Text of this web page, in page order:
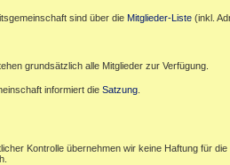
sind über die Mitglieder-Liste (inkl.
grundsätzlich alle Mitglieder zur Verfügung.
informiert die Satzung
Kontrolle übernehmen wir keine Haftung für